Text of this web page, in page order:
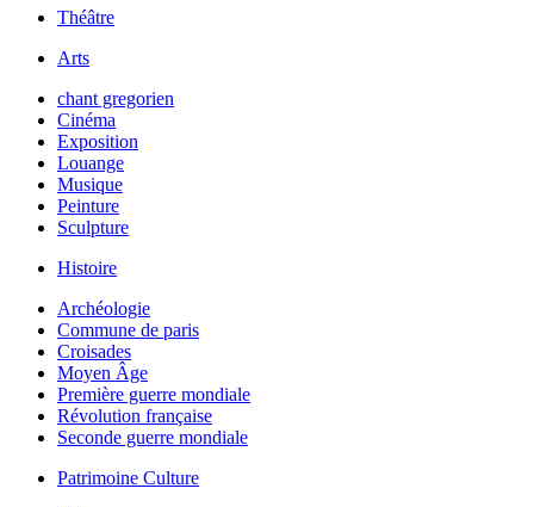
Théâtre
Arts
chant gregorien
Cinéma
Exposition
Louange
Musique
Peinture
Sculpture
Histoire
Archéologie
Commune de paris
Croisades
Moyen Âge
Première guerre mondiale
Révolution française
Seconde guerre mondiale
Patrimoine Culture